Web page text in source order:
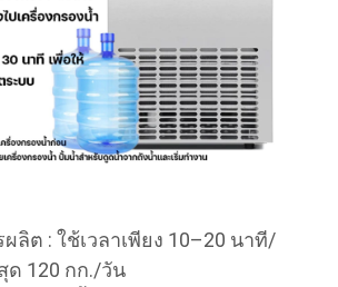
ผลิต : ใช้เวลาเพียง 10–20 นาที/
ด 120 กก./วัน